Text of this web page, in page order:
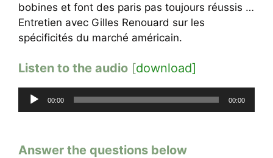
bobines et font des paris pas toujours réussis …
Entretien avec Gilles Renouard sur les
spécificités du marché américain.
Listen to the audio [download]
Audio
Player
00:00 00:00
Answer the questions below